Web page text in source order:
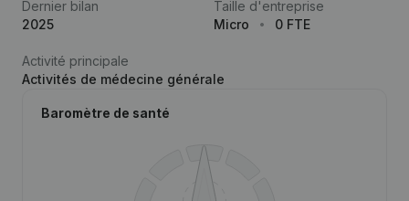
Dernier bilan
2025
Taille d'entreprise
Micro
0 FTE
Activité principale
Activités de médecine générale
Baromètre de santé